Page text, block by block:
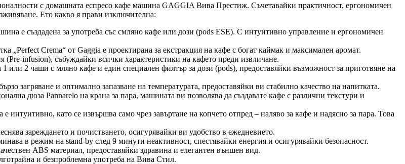
с домашната еспресо кафе машина GAGGIA Вива Престиж. Съчетавайки практичност, ергономичен
Ето какво я прави изключителна:
е създадена за употреба със смляно кафе или дози (pods ESE). С интуитивно управление и ергономичен
„Perfect Crema“ от Gaggia е проектирана за екстракция на кафе с богат каймак и максимален аромат.
infusion), събуждайки всички характеристики на кафето преди извличане.
или 2 чаши с мляно кафе и един специален филтър за дози (pods), предоставяйки възможност за приготвяне на
загряване и оптимално запазване на температурата, предоставяйки ви стабилно качество на напитката.
дюза Pannarelo на крана за пара, машината ви позволява да създавате кафе с различни текстури и
интуитивно, като се извършва само чрез завъртане на копчето отпред – наляво за кафе и надясно за пара. Това
зареждането и почистването, осигурявайки ви удобство в ежедневието.
в режим на stand-by след 9 минути неактивност, спестявайки енергия и осигурявайки безопасност.
ABS материал, предоставяйки здравина и елегантен външен вид.
и безпроблемна употреба на Вива Стил.